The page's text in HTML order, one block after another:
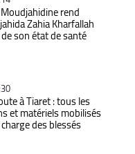
rend
Zahia Kharfallah
son état de santé
à Tiaret : tous les
et matériels mobilisés
des blessés